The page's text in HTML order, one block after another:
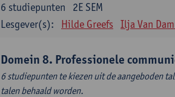
2E SEM
6 studiepunten
Lesgever(s):
Hilde Greefs Ilja Van
Domein 8. Professionele
6 studiepunten te kiezen uit de aangeboden
talen behaald worden.